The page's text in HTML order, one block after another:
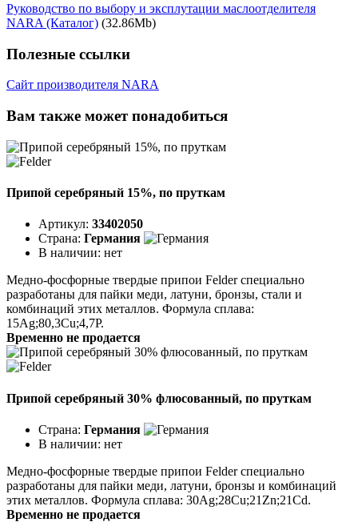
Руководство по выбору и эксплутации маслоотделителя
NARA (Каталог) (32.86Mb)
Полезные ссылки
Сайт производителя NARA
Вам также может понадобиться
Припой серебряный 15%, по пруткам
Артикул: 33402050
Страна: Германия
В наличии: нет
Медно-фосфорные твердые припои Felder специально
разработаны для пайки меди, латуни, бронзы, стали и
комбинаций этих металлов. Формула сплава:
15Ag;80,3Cu;4,7P.
Временно не продается
Припой серебряный 30% флюсованный, по пруткам
Страна: Германия
В наличии: нет
Медно-фосфорные твердые припои Felder специально
разработаны для пайки меди, латуни, бронзы и комбинаций
этих металлов. Формула сплава: 30Ag;28Cu;21Zn;21Cd.
Временно не продается